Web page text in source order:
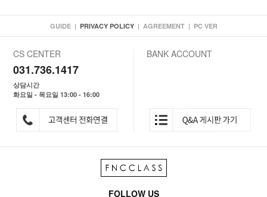
GUIDE | PRIVACY POLICY | AGREEMENT | PC VER
CS CENTER
031.736.1417
상담시간
화요일 - 목요일 13:00 - 16:00
BANK ACCOUNT
FOLLOW US